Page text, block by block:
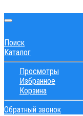
Поиск
Каталог
Просмотры
Избранное
Корзина
Обратный звонок